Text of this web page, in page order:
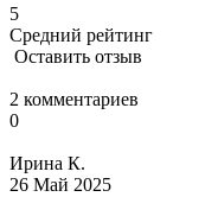
5
Средний рейтинг
Оставить отзыв
2 комментариев
0
Ирина К.
26 Май 2025